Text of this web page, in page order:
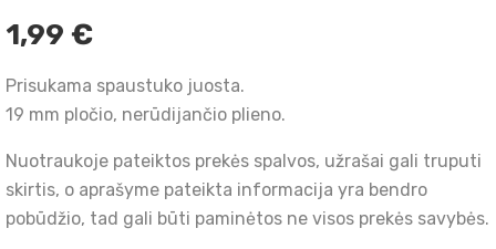
1,99 €
Prisukama spaustuko juosta.
19 mm pločio, nerūdijančio plieno.
Nuotraukoje pateiktos prekės spalvos, užrašai gali truputi
skirtis, o aprašyme pateikta informacija yra bendro
pobūdžio, tad gali būti paminėtos ne visos prekės savybės.